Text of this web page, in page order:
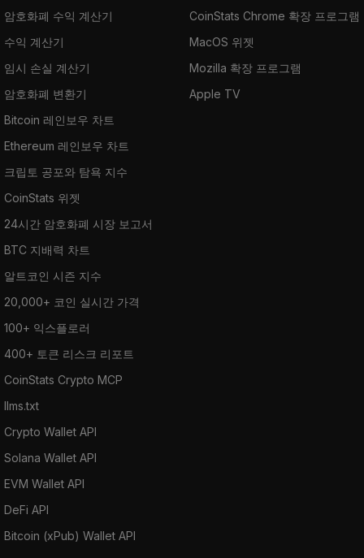
암호화폐 수익 계산기
수익 계산기
임시 손실 계산기
암호화폐 변환기
Bitcoin 레인보우 차트
Ethereum 레인보우 차트
크립토 공포와 탐욕 지수
CoinStats 위젯
24시간 암호화폐 시장 보고서
BTC 지배력 차트
알트코인 시즌 지수
20,000+ 코인 실시간 가격
100+ 익스플로러
400+ 토큰 리스크 리포트
CoinStats Crypto MCP
llms.txt
Crypto Wallet API
Solana Wallet API
EVM Wallet API
DeFi API
Bitcoin (xPub) Wallet API
CoinStats Chrome 확장 프로그램
MacOS 위젯
Mozilla 확장 프로그램
Apple TV